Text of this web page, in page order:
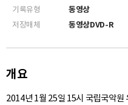
기록유형
동영상
저장매체
동영상DVD-R
개요
2014년 1월 25일 15시 국립국악원